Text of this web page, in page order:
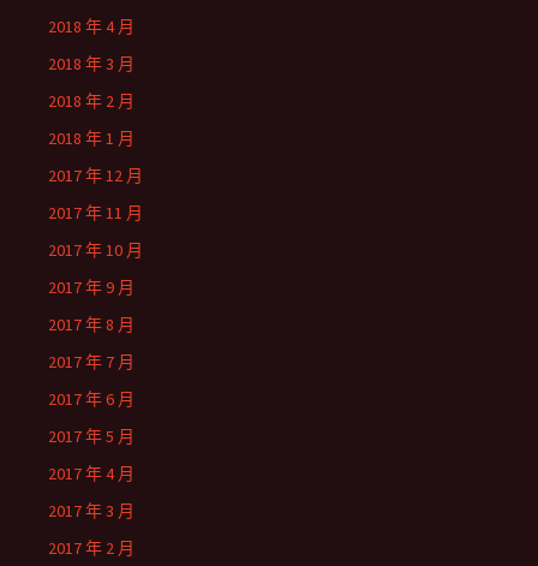
2018 年 4 月
2018 年 3 月
2018 年 2 月
2018 年 1 月
2017 年 12 月
2017 年 11 月
2017 年 10 月
2017 年 9 月
2017 年 8 月
2017 年 7 月
2017 年 6 月
2017 年 5 月
2017 年 4 月
2017 年 3 月
2017 年 2 月